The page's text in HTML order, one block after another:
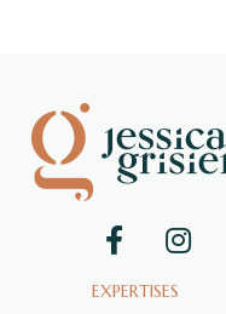
EXPERTISES